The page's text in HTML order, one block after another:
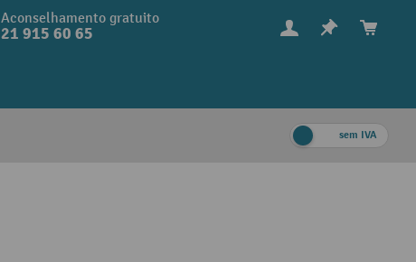
Aconselhamento gratuito
21 915 60 65
sem IVA